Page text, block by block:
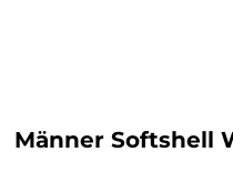
Männer Softshell